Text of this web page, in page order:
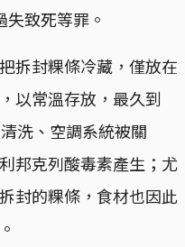
致死等罪。
拆封粿條冷藏，僅放在
以常溫存放，最久到
洗、空調系統被關
邦克列酸毒素產生；尤
封的粿條，食材也因此